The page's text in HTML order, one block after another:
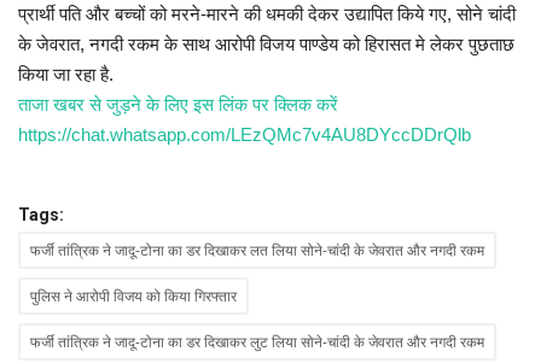
प्रार्थी पति और बच्चों को मरने-मारने की धमकी देकर उद्यापित किये गए, सोने चांदी
के जेवरात, नगदी रकम के साथ आरोपी विजय पाण्डेय को हिरासत मे लेकर पुछताछ
किया जा रहा है.
ताजा खबर से जुड़ने के लिए इस लिंक पर क्लिक करें
https://chat.whatsapp.com/LEzQMc7v4AU8DYccDDrQlb
Tags:
फर्जी तांत्रिक ने जादू-टोना का डर दिखाकर लत लिया सोने-चांदी के जेवरात और नगदी रकम
पुलिस ने आरोपी विजय को किया गिरफ्तार
फर्जी तांत्रिक ने जादू-टोना का डर दिखाकर लुट लिया सोने-चांदी के जेवरात और नगदी रकम